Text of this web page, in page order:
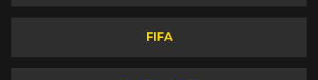
FIFA